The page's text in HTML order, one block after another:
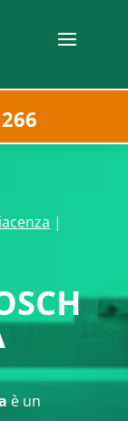
|
è un